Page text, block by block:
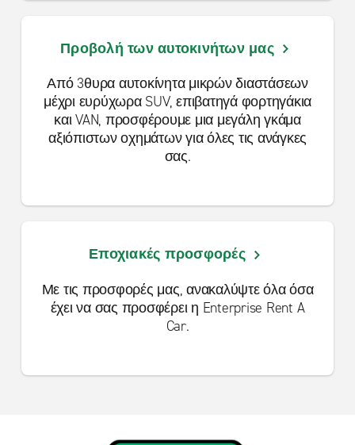
Προβολή των αυτοκινήτων μας
Από 3θυρα αυτοκίνητα μικρών διαστάσεων
μέχρι ευρύχωρα SUV, επιβατηγά φορτηγάκια
και VAN, προσφέρουμε μια μεγάλη γκάμα
αξιόπιστων οχημάτων για όλες τις ανάγκες
σας.
Εποχιακές προσφορές
Με τις προσφορές μας, ανακαλύψτε όλα όσα
έχει να σας προσφέρει η Enterprise Rent A
Car.